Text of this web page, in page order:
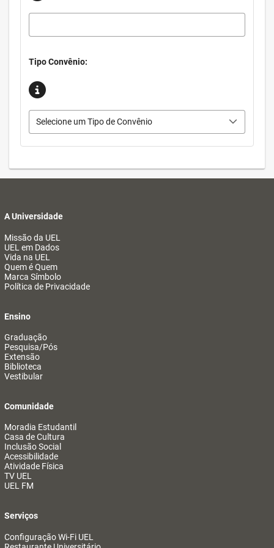
Tipo Convênio:
Selecione um Tipo de Convênio
A Universidade
Missão da UEL
UEL em Dados
Vida na UEL
Quem é Quem
Marca Símbolo
Política de Privacidade
Ensino
Graduação
Pesquisa/Pós
Extensão
Biblioteca
Vestibular
Comunidade
Moradia Estudantil
Casa de Cultura
Inclusão Social
Acessibilidade
Atividade Física
TV UEL
UEL FM
Serviços
Configuração Wi-Fi UEL